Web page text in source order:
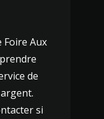
Aux
de
si